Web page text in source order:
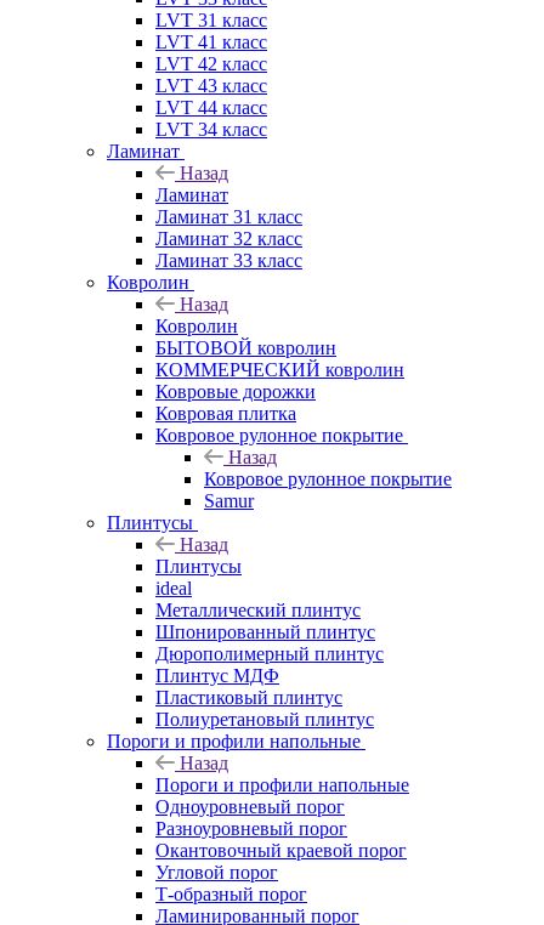
LVT 31 класс
LVT 41 класс
LVT 42 класс
LVT 43 класс
LVT 44 класс
LVT 34 класс
Ламинат
Назад
Ламинат
Ламинат 31 класс
Ламинат 32 класс
Ламинат 33 класс
Ковролин
Назад
Ковролин
БЫТОВОЙ ковролин
КОММЕРЧЕСКИЙ ковролин
Ковровые дорожки
Ковровая плитка
Ковровое рулонное покрытие
Назад
Ковровое рулонное покрытие
Samur
Плинтусы
Назад
Плинтусы
ideal
Металлический плинтус
Шпонированный плинтус
Дюрополимерный плинтус
Плинтус МДФ
Пластиковый плинтус
Полиуретановый плинтус
Пороги и профили напольные
Назад
Пороги и профили напольные
Одноуровневый порог
Разноуровневый порог
Окантовочный краевой порог
Угловой порог
Т-образный порог
Ламинированный порог